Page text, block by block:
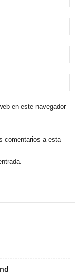
en este navegador
comentarios a esta